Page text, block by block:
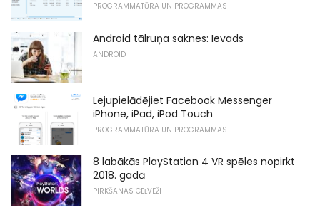
PROGRAMMATŪRA UN PROGRAMMAS
Android tālruņa saknes: Ievads
ANDROID
Lejupielādējiet Facebook Messenger
iPhone, iPad, iPod Touch
PROGRAMMATŪRA UN PROGRAMMAS
8 labākās PlayStation 4 VR spēles nopirkt
2018. gadā
PIRKŠANAS CEĻVEŽI